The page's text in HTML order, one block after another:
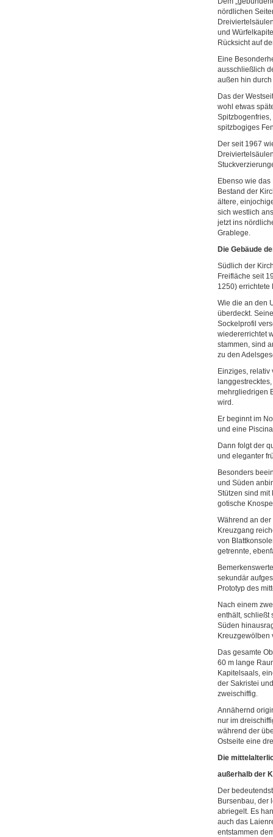
nördlichen
und
Rücksicht auf
Eine
ausschließlich
außen hin
Das der
wohl etwas
spitzbogiges
Der seit 1967
Ebenso wie
Bestand der
ältere,
sich westlich
jetzt ins
Grablege.
Die Gebäude
Südlich der
Freifläche seit
1250) errichtete
Wie die an den
überdeckt.
Sockelprofil
wiedererrichtet
stammen, sind
zu den
Einziges,
mehrgliedrigen
wird.
Er beginnt im
und eine
Dann folgt der
und eleganter
Besonders
und Süden
Stützen sind
gotische
Während an
Kreuzgang
von
getrennte,
sekundär
Prototyp des
Nach einem
enthält, schließt
Süden
Kreuzgewölben
Das gesamte
60 m lange
Kapitelsaals,
der Sakristei
zweischiffig.
Annähernd
nur im
während der
Ostseite eine
Die
außerhalb der
Der
Bursenbau, der
abriegelt. Es
auch das
entstammen